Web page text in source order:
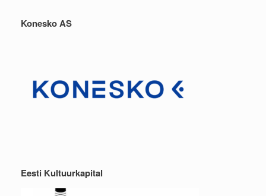
Konesko AS
Eesti Kultuurkapital